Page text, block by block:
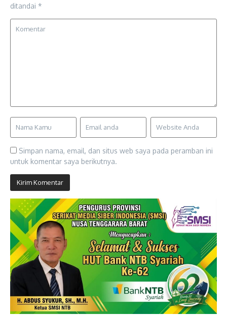
ditandai *
Simpan nama, email, dan situs web saya pada peramban ini
untuk komentar saya berikutnya.